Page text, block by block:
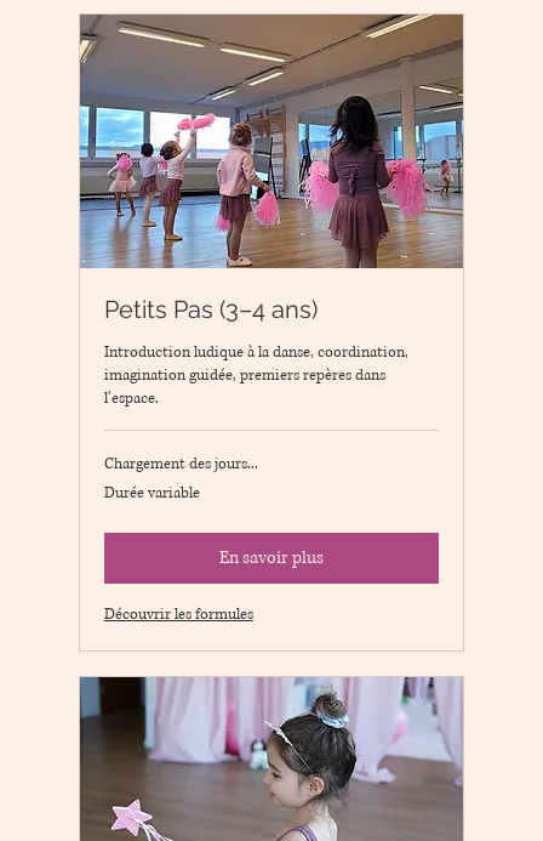
Petits Pas (3–4 ans)
Introduction ludique à la danse, coordination,
imagination guidée, premiers repères dans
l’espace.
Chargement des jours...
Durée variable
En savoir plus
Découvrir les formules